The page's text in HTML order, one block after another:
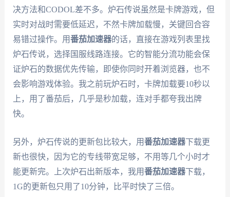
决方法和CODOL差不多。炉石传说虽然是卡牌游戏，但
实时对战时需要低延迟，不然卡牌加载慢，关键回合容
易错过操作。用番茄加速器的话，直接在游戏列表里找
炉石传说，选择国服线路连接。它的智能分流功能会保
证炉石的数据优先传输，即使你同时开着浏览器，也不
会影响游戏体验。我之前玩炉石时，卡牌加载要10秒以
上，用了番茄后，几乎是秒加载，连对手都夸我出牌
快。
另外，炉石传说的更新包比较大，用番茄加速器下载更
新也很快，因为它的专线带宽足够，不用等几个小时才
能更新完。上次炉石出新版本，我用番茄加速器下载，
1G的更新包只用了10分钟，比平时快了三倍。